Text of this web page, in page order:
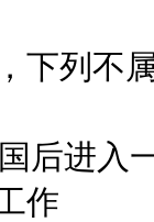
列不属
进入一
作